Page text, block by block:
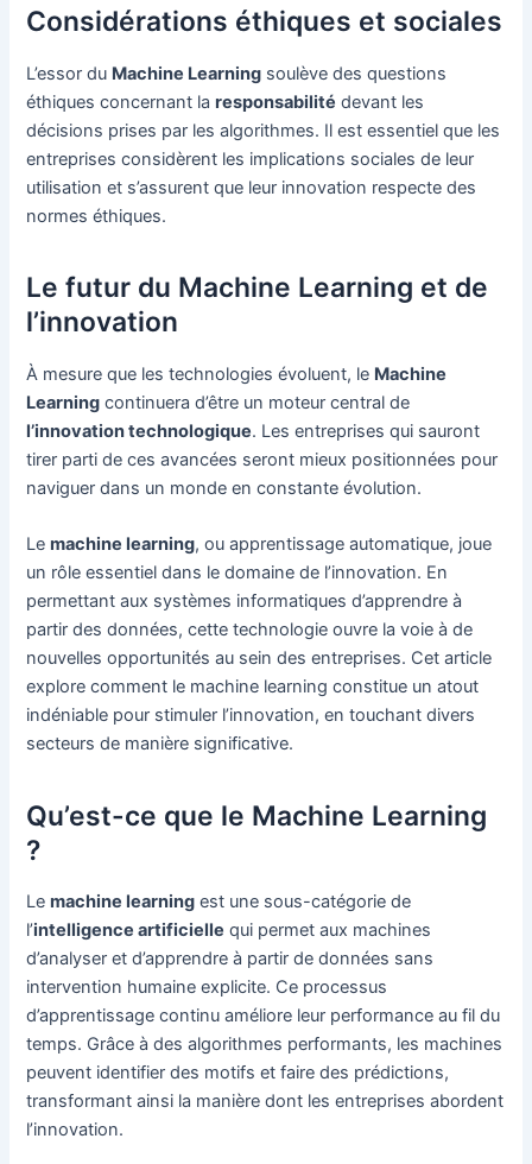
Considérations éthiques et sociales
L’essor du Machine Learning soulève des questions
éthiques concernant laresponsabilité devant les
décisions prises par les algorithmes. Il est essentiel que les
entreprises considèrent les implications sociales de leur
utilisation et s’assurent que leur innovation respecte des
normes éthiques.
Le futur du Machine Learning et de
l’innovation
À mesure que les technologies évoluent, le Machine
Learning continuera d’être un moteur central de
l’innovation technologique. Les entreprises qui sauront
tirer parti de ces avancées seront mieux positionnées pour
naviguer dans un monde en constante évolution.
Lemachine learning, ou apprentissage automatique, joue
un rôle essentiel dans le domaine de l’innovation. En
permettant aux systèmes informatiques d’apprendre à
partir des données, cette technologie ouvre la voie à de
nouvelles opportunités au sein des entreprises. Cet article
explore comment le machine learning constitue un atout
indéniable pour stimuler l’innovation, en touchant divers
secteurs de manière significative.
Qu’est-ce que le Machine Learning
?
Lemachine learning est une sous-catégorie de
l’intelligence artificielle qui permet aux machines
d’analyser et d’apprendre à partir de données sans
intervention humaine explicite. Ce processus
d’apprentissage continu améliore leur performance au fil du
temps. Grâce à des algorithmes performants, les machines
peuvent identifier des motifs et faire des prédictions,
transformant ainsi la manière dont les entreprises abordent
l’innovation.